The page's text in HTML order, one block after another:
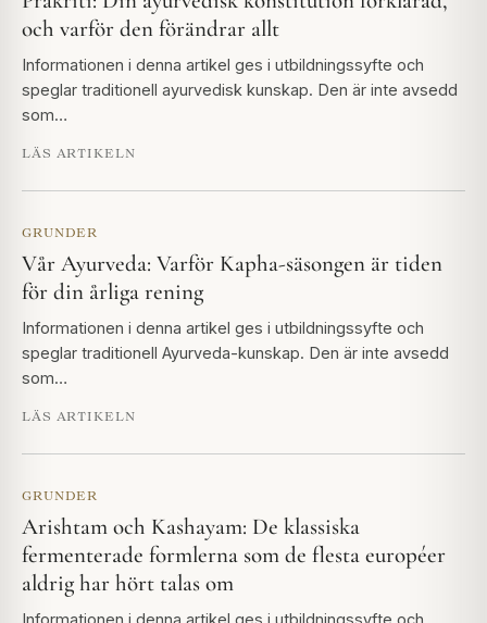
och varför den förändrar allt
Informationen i denna artikel ges i utbildningssyfte och
speglar traditionell ayurvedisk kunskap. Den är inte avsedd
som…
LÄS ARTIKELN
GRUNDER
Vår Ayurveda: Varför Kapha-säsongen är tiden
för din årliga rening
Informationen i denna artikel ges i utbildningssyfte och
speglar traditionell Ayurveda-kunskap. Den är inte avsedd
som…
LÄS ARTIKELN
GRUNDER
Arishtam och Kashayam: De klassiska
fermenterade formlerna som de flesta européer
aldrig har hört talas om
Informationen i denna artikel ges i utbildningssyfte och